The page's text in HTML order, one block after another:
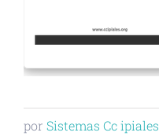
por Sistemas Cc ipiales